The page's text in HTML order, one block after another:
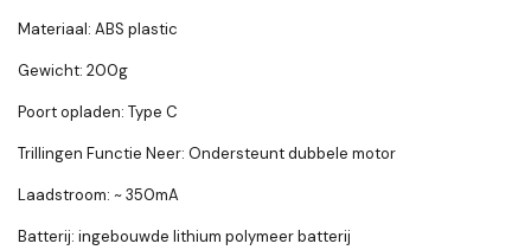
Materiaal: ABS plastic
Gewicht: 200g
Poort opladen: Type C
Trillingen Functie Neer: Ondersteunt dubbele motor
Laadstroom: ~ 350mA
Batterij: ingebouwde lithium polymeer batterij